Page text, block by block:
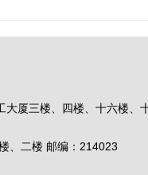
大厦三楼、四楼、十六楼、
、二楼 邮编：214023